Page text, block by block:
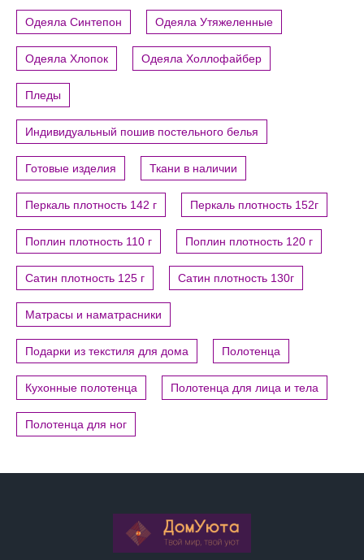
Одеяла Синтепон Одеяла Утяжеленные
Одеяла Хлопок Одеяла Холлофайбер
Пледы
Индивидуальный пошив постельного белья
Готовые изделия Ткани в наличии
Перкаль плотность 142 г Перкаль плотность 152г
Поплин плотность 110 г Поплин плотность 120 г
Сатин плотность 125 г Сатин плотность 130г
Матрасы и наматрасники
Подарки из текстиля для дома Полотенца
Кухонные полотенца Полотенца для лица и тела
Полотенца для ног